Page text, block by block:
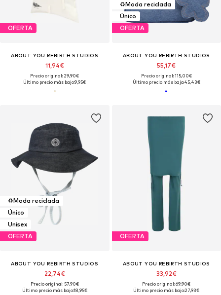
OFERTA
ABOUT YOU REBIRTH STUDIOS
11,94€
Precio original: 29,90€
Último precio más bajo:9,95€
♻️Moda reciclada
Único
OFERTA
ABOUT YOU REBIRTH STUDIOS
55,17€
Precio original: 115,00€
Último precio más bajo:45,43€
♻️Moda reciclada
Único
Unisex
OFERTA
ABOUT YOU REBIRTH STUDIOS
22,74€
Precio original: 57,90€
Último precio más bajo:18,95€
OFERTA
ABOUT YOU REBIRTH STUDIOS
33,92€
Precio original: 69,90€
Último precio más bajo:27,93€